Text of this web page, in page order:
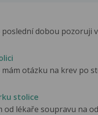
dobou pozoruji
otázku na krev po
stolice
od lékaře soupravu na